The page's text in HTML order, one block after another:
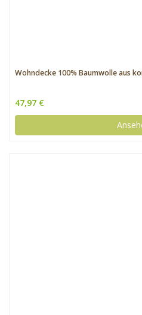
Wohndecke 100% Baumwolle aus
47,97 €